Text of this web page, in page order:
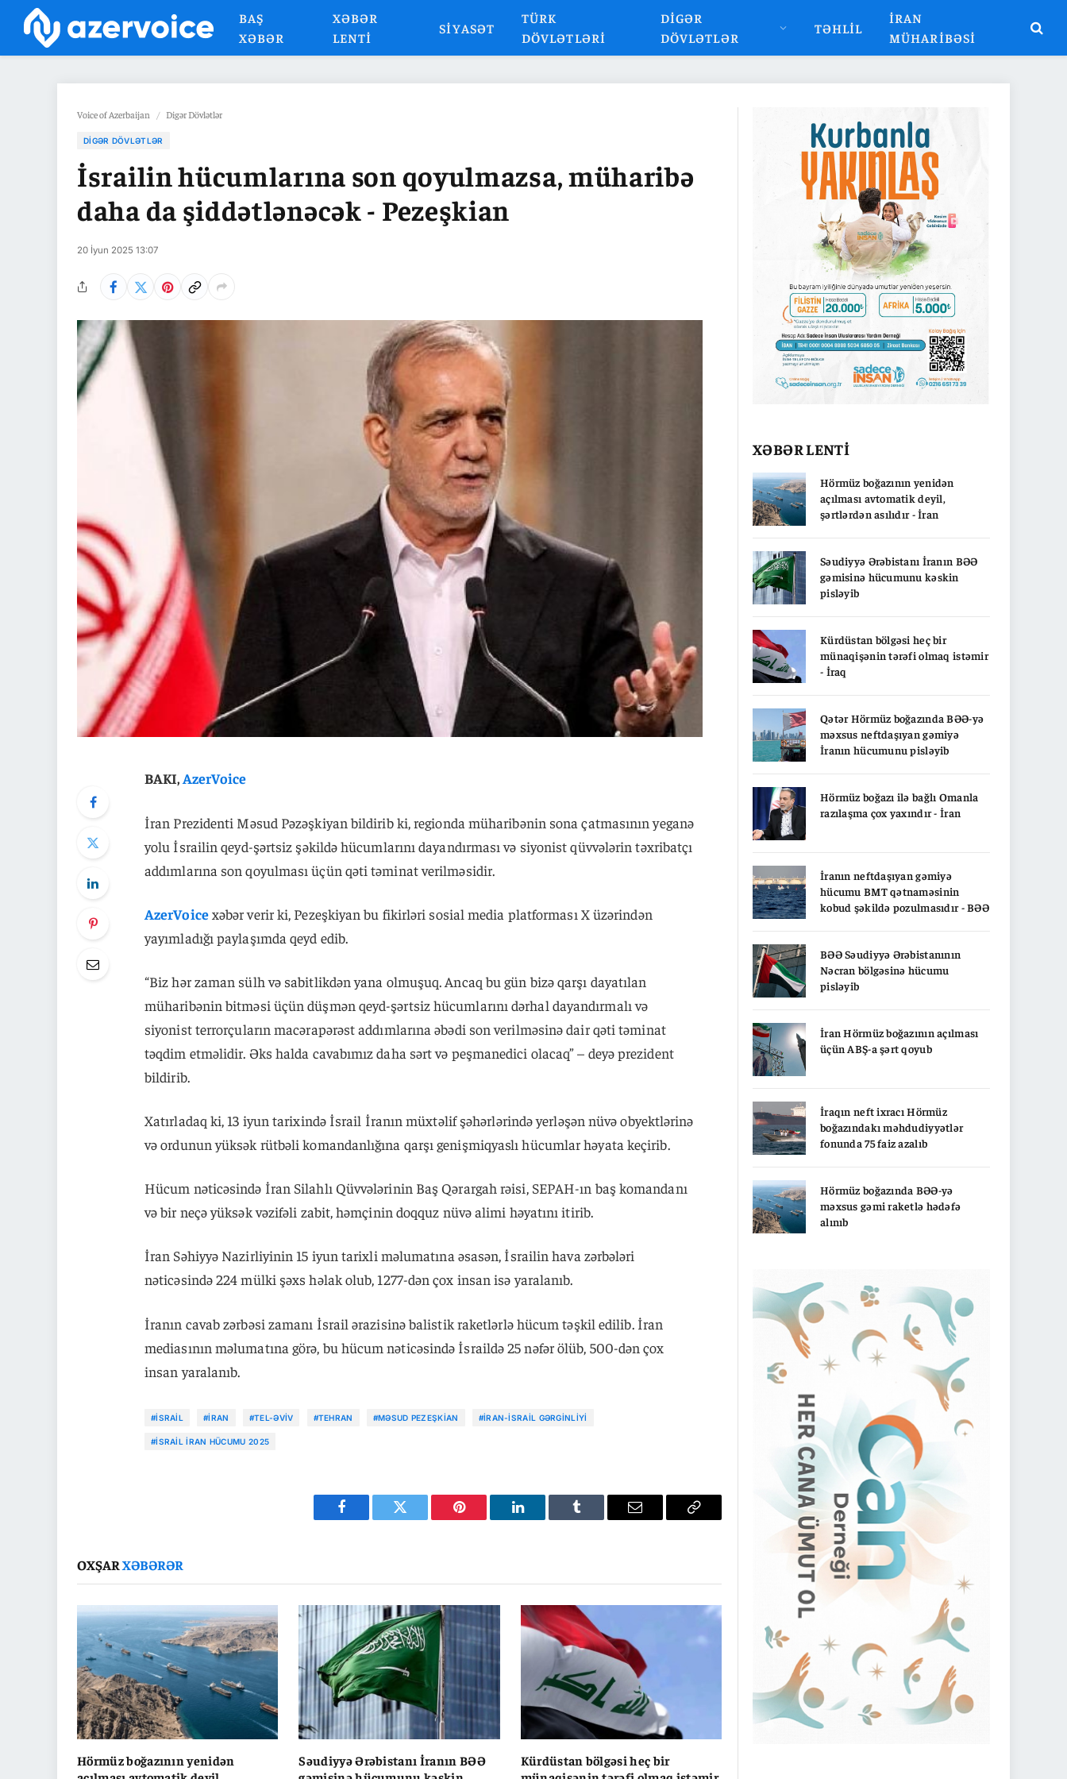
BAŞ
XƏBƏR
XƏBƏR
LENTI
SIYASƏT
TÜRK
DÖVLƏTLƏRI
DIGƏR
DÖVLƏTLƏR
TƏHLIL
İRAN
MÜHARIBƏSI
Voice of Azerbaijan / Digər Dövlətlər
DIGƏR DÖVLƏTLƏR
İsrailin hücumlarına son qoyulmazsa, müharibə
daha da şiddətlənəcək - Pezeşkian
20 İyun 2025 13:07
BAKI,AzerVoice
İran Prezidenti Məsud Pəzəşkiyan bildirib ki, regionda müharibənin sona çatmasının yeganə
yolu İsrailin qeyd-şərtsiz şəkildə hücumlarını dayandırması və siyonist qüvvələrin təxribatçı
addımlarına son qoyulması üçün qəti təminat verilməsidir.
AzerVoicexəbər verir ki, Pezeşkiyan bu fikirləri sosial media platforması X üzərindən
yayımladığı paylaşımda qeyd edib.
“Biz hər zaman sülh və sabitlikdən yana olmuşuq. Ancaq bu gün bizə qarşı dayatılan
müharibənin bitməsi üçün düşmən qeyd-şərtsiz hücumlarını dərhal dayandırmalı və
siyonist terrorçuların macərapərəst addımlarına əbədi son verilməsinə dair qəti təminat
təqdim etməlidir. Əks halda cavabımız daha sərt və peşmanedici olacaq” – deyə prezident
bildirib.
Xatırladaq ki, 13 iyun tarixində İsrail İranın müxtəlif şəhərlərində yerləşən nüvə obyektlərinə
və ordunun yüksək rütbəli komandanlığına qarşı genişmiqyaslı hücumlar həyata keçirib.
Hücum nəticəsində İran Silahlı Qüvvələrinin Baş Qərargah rəisi, SEPAH-ın baş komandanı
və bir neçə yüksək vəzifəli zabit, həmçinin doqquz nüvə alimi həyatını itirib.
İran Səhiyyə Nazirliyinin 15 iyun tarixli məlumatına əsasən, İsrailin hava zərbələri
nəticəsində 224 mülki şəxs həlak olub, 1277-dən çox insan isə yaralanıb.
İranın cavab zərbəsi zamanı İsrail ərazisinə balistik raketlərlə hücum təşkil edilib. İran
mediasının məlumatına görə, bu hücum nəticəsində İsraildə 25 nəfər ölüb, 500-dən çox
insan yaralanıb.
#İSRAIL #İRAN #TEL-ƏVIV #TEHRAN #MƏSUD PEZEŞKIAN #İRAN-İSRAIL GƏRGINLIYI
#İSRAIL İRAN HÜCUMU 2025
Facebook Twitter Pinterest LinkedIn Tumblr Email
Copy
OXŞARXƏBƏRƏR
Hörmüz boğazının yenidən
Səudiyyə Ərəbistanı İranın BƏƏ
Kürdüstan bölgəsi heç bir
XƏBƏR LENTİ
Hörmüz boğazının yenidən
açılması avtomatik deyil,
şərtlərdən asılıdır - İran
Səudiyyə Ərəbistanı İranın BƏƏ
gəmisinə hücumunu kəskin
pisləyib
Kürdüstan bölgəsi heç bir
münaqişənin tərəfi olmaq istəmir
- İraq
Qətər Hörmüz boğazında BƏƏ-yə
məxsus neftdaşıyan gəmiyə
İranın hücumunu pisləyib
Hörmüz boğazı ilə bağlı Omanla
razılaşma çox yaxındır - İran
İranın neftdaşıyan gəmiyə
hücumu BMT qətnaməsinin
kobud şəkildə pozulmasıdır - BƏƏ
BƏƏ Səudiyyə Ərəbistanının
Nəcran bölgəsinə hücumu
pisləyib
İran Hörmüz boğazının açılması
üçün ABŞ-a şərt qoyub
İraqın neft ixracı Hörmüz
boğazındakı məhdudiyyətlər
fonunda 75 faiz azalıb
Hörmüz boğazında BƏƏ-yə
məxsus gəmi raketlə hədəfə
alınıb